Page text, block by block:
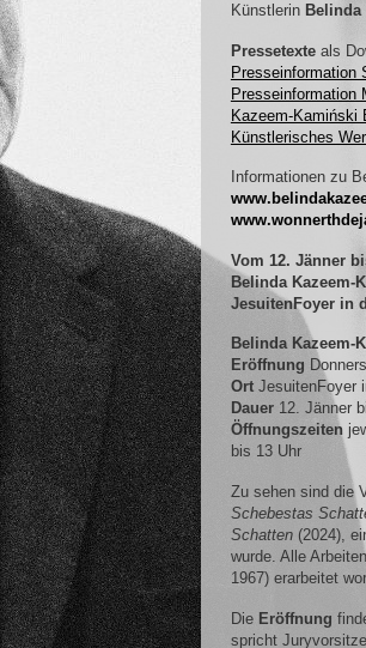
Künstlerin Belinda
Pressetexteals
Presseinformation
Presseinformation
Kazeem-Kamiński
Künstlerisches
Informationen zu
Vom 12. Jänner
Belinda Kazeem-
JesuitenFoyer in
Belinda Kazeem-
Eröffnung
OrtJesuitenFoyer
Dauer12. Jänner
Öffnungszeiten
bis 13 Uhr
Zu sehen sind die
Schebestas
Schatten(2024),
wurde. Alle
1967) erarbeitet
Die Eröffnung
spricht